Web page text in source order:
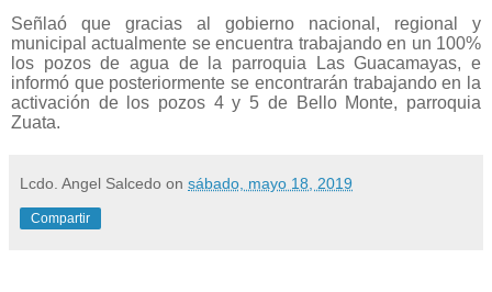
Señlaó que gracias al gobierno nacional, regional y
municipal actualmente se encuentra trabajando en un 100%
los pozos de agua de la parroquia Las Guacamayas, e
informó que posteriormente se encontrarán trabajando en la
activación de los pozos 4 y 5 de Bello Monte, parroquia
Zuata.
Lcdo. Angel Salcedo on sábado, mayo 18, 2019
Compartir